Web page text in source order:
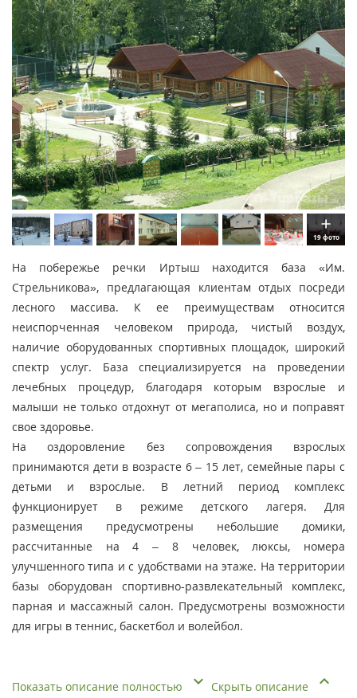
19 фото
На побережье речки Иртыш находится база «Им.
Стрельникова», предлагающая клиентам отдых посреди
лесного массива. К ее преимуществам относится
неиспорченная человеком природа, чистый воздух,
наличие оборудованных спортивных площадок, широкий
спектр услуг. База специализируется на проведении
лечебных процедур, благодаря которым взрослые и
малыши не только отдохнут от мегаполиса, но и поправят
свое здоровье.
На оздоровление без сопровождения взрослых
принимаются дети в возрасте 6 – 15 лет, семейные пары с
детьми и взрослые. В летний период комплекс
функционирует в режиме детского лагеря. Для
размещения предусмотрены небольшие домики,
рассчитанные на 4 – 8 человек, люксы, номера
улучшенного типа и с удобствами на этаже. На территории
базы оборудован спортивно-развлекательный комплекс,
парная и массажный салон. Предусмотрены возможности
для игры в теннис, баскетбол и волейбол.
Показать описание полностью
Скрыть описание